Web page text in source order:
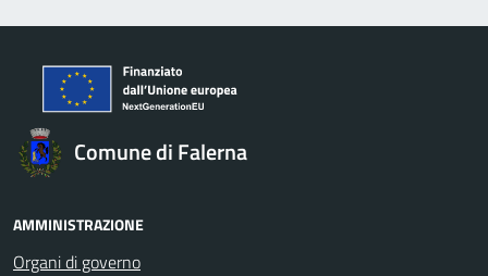
Comune di Falerna
AMMINISTRAZIONE
Organi di governo